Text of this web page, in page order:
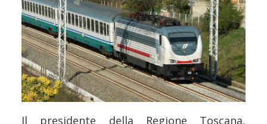
Il presidente della Regione Toscana,